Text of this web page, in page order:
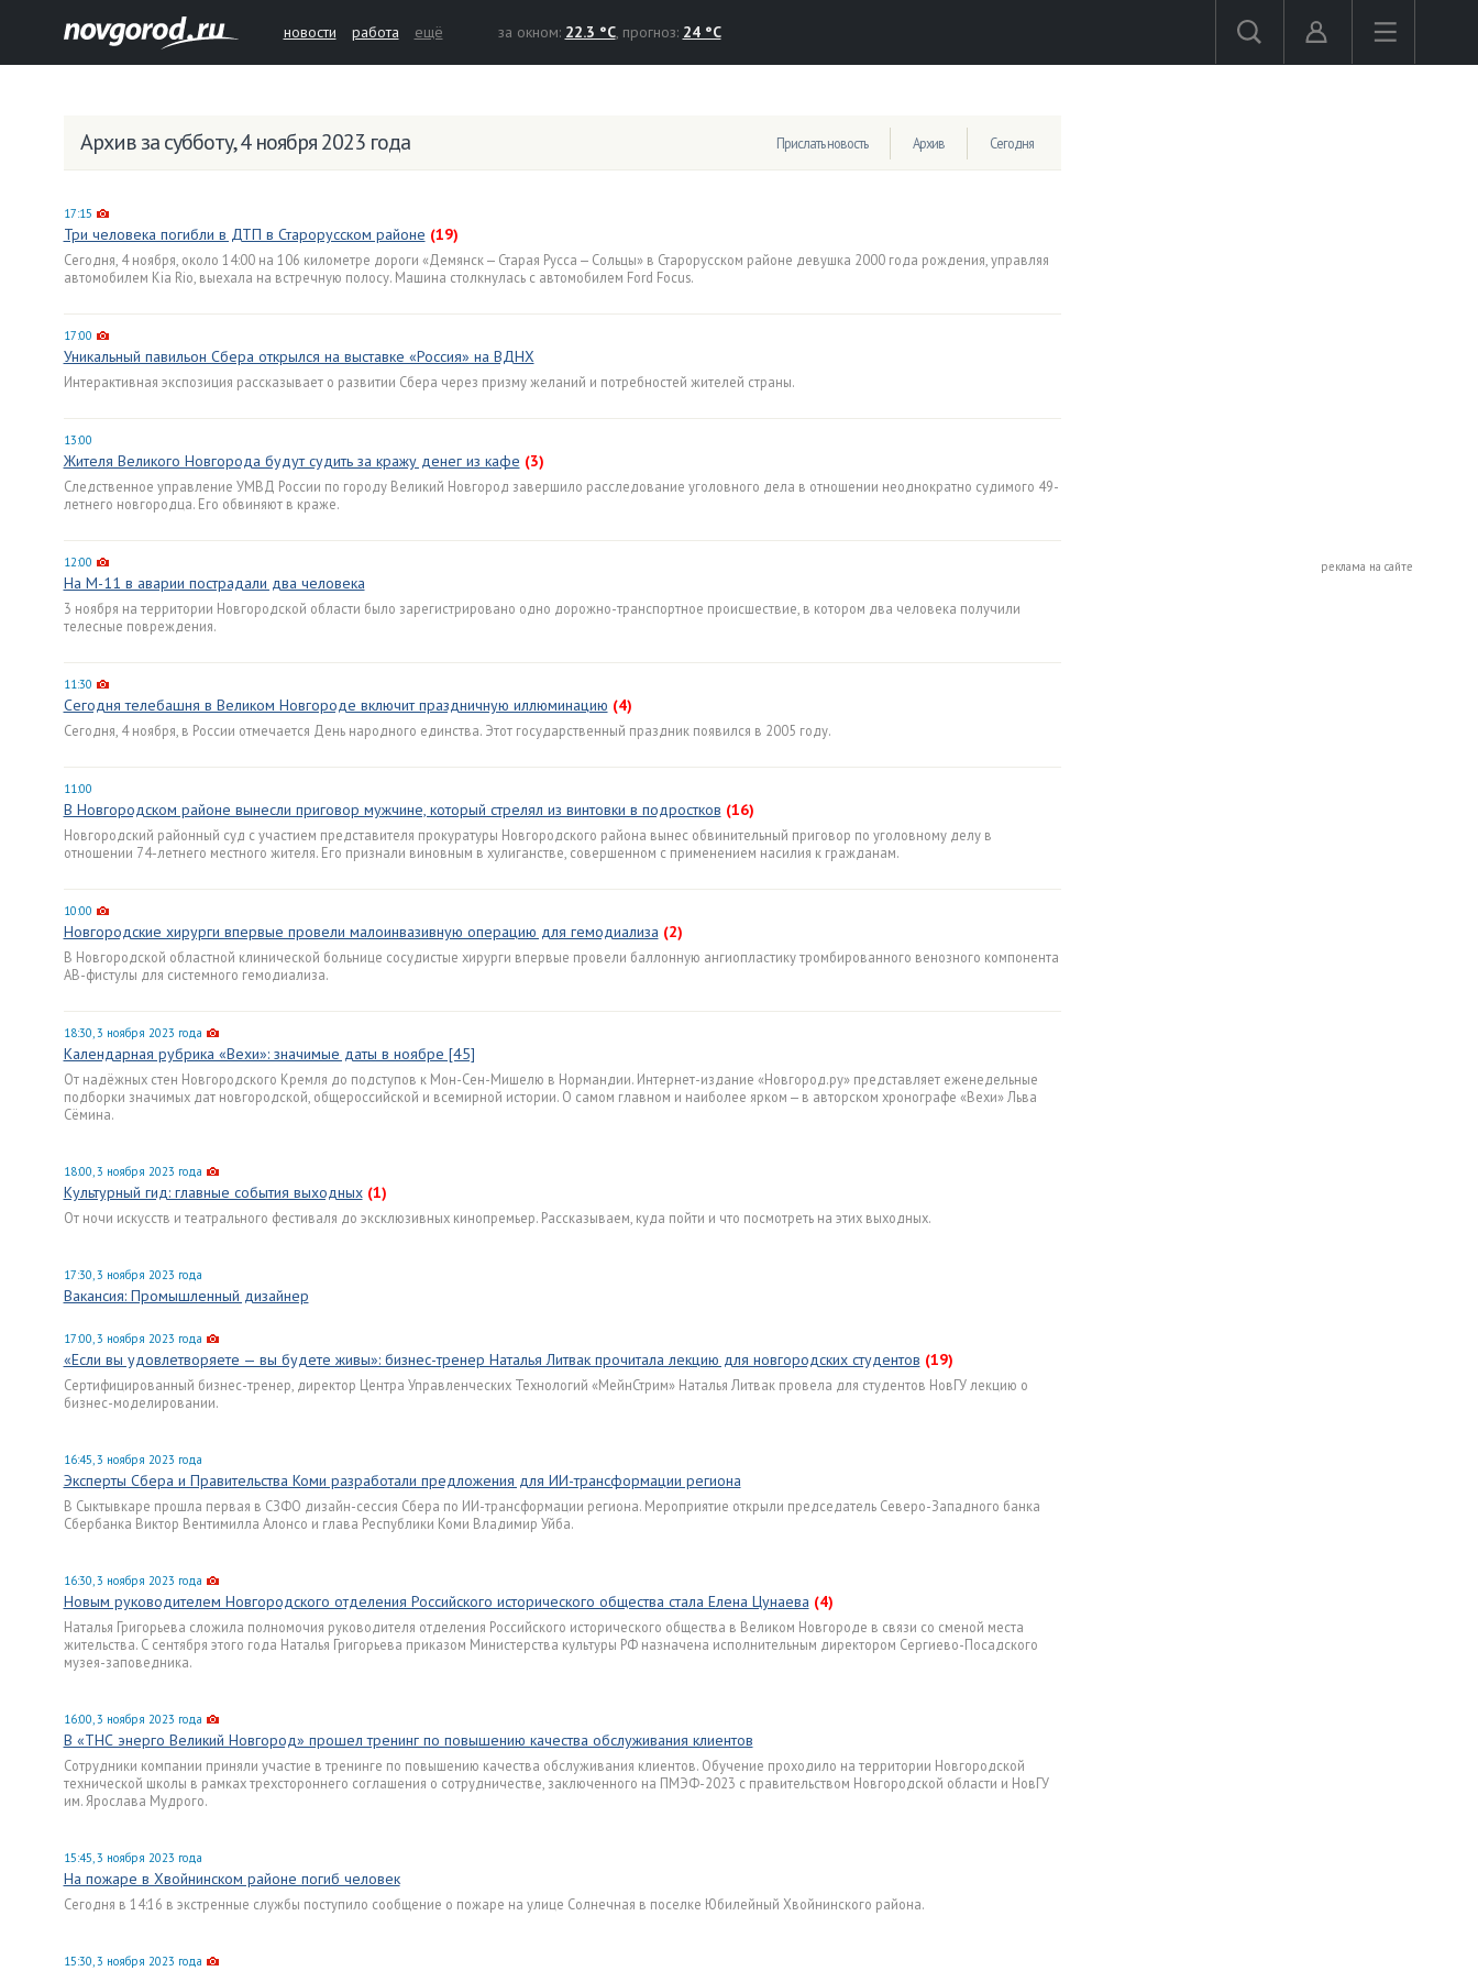
новости работа ещё за окном: 22.3 °C, прогноз: 24 °C
Архив за субботу, 4 ноября 2023 года Прислать новость Архив Сегодня
17:15
Три человека погибли в ДТП в Старорусском районе (19)
Сегодня, 4 ноября, около 14:00 на 106 километре дороги «Демянск — Старая Русса — Сольцы» в Старорусском районе девушка 2000 года рождения, управляя
автомобилем Kia Rio, выехала на встречную полосу. Машина столкнулась с автомобилем Ford Focus.
17:00
Уникальный павильон Сбера открылся на выставке «Россия» на ВДНХ
Интерактивная экспозиция рассказывает о развитии Сбера через призму желаний и потребностей жителей страны.
13:00
Жителя Великого Новгорода будут судить за кражу денег из кафе (3)
Следственное управление УМВД России по городу Великий Новгород завершило расследование уголовного дела в отношении неоднократно судимого 49-
летнего новгородца. Его обвиняют в краже.
12:00
На М-11 в аварии пострадали два человека
3 ноября на территории Новгородской области было зарегистрировано одно дорожно-транспортное происшествие, в котором два человека получили
телесные повреждения.
11:30
Сегодня телебашня в Великом Новгороде включит праздничную иллюминацию (4)
Сегодня, 4 ноября, в России отмечается День народного единства. Этот государственный праздник появился в 2005 году.
11:00
В Новгородском районе вынесли приговор мужчине, который стрелял из винтовки в подростков (16)
Новгородский районный суд с участием представителя прокуратуры Новгородского района вынес обвинительный приговор по уголовному делу в
отношении 74-летнего местного жителя. Его признали виновным в хулиганстве, совершенном с применением насилия к гражданам.
10:00
Новгородские хирурги впервые провели малоинвазивную операцию для гемодиализа (2)
В Новгородской областной клинической больнице сосудистые хирурги впервые провели баллонную ангиопластику тромбированного венозного компонента
АВ-фистулы для системного гемодиализа.
18:30, 3 ноября 2023 года
Календарная рубрика «Вехи»: значимые даты в ноябре [45]
От надёжных стен Новгородского Кремля до подступов к Мон-Сен-Мишелю в Нормандии. Интернет-издание «Новгород.ру» представляет еженедельные
подборки значимых дат новгородской, общероссийской и всемирной истории. О самом главном и наиболее ярком — в авторском хронографе «Вехи» Льва
Сёмина.
18:00, 3 ноября 2023 года
Культурный гид: главные события выходных (1)
От ночи искусств и театрального фестиваля до эксклюзивных кинопремьер. Рассказываем, куда пойти и что посмотреть на этих выходных.
17:30, 3 ноября 2023 года
Вакансия: Промышленный дизайнер
17:00, 3 ноября 2023 года
«Если вы удовлетворяете — вы будете живы»: бизнес-тренер Наталья Литвак прочитала лекцию для новгородских студентов (19)
Сертифицированный бизнес-тренер, директор Центра Управленческих Технологий «МейнСтрим» Наталья Литвак провела для студентов НовГУ лекцию о
бизнес-моделировании.
16:45, 3 ноября 2023 года
Эксперты Сбера и Правительства Коми разработали предложения для ИИ-трансформации региона
В Сыктывкаре прошла первая в СЗФО дизайн-сессия Сбера по ИИ-трансформации региона. Мероприятие открыли председатель Северо-Западного банка
Сбербанка Виктор Вентимилла Алонсо и глава Республики Коми Владимир Уйба.
16:30, 3 ноября 2023 года
Новым руководителем Новгородского отделения Российского исторического общества стала Елена Цунаева (4)
Наталья Григорьева сложила полномочия руководителя отделения Российского исторического общества в Великом Новгороде в связи со сменой места
жительства. С сентября этого года Наталья Григорьева приказом Министерства культуры РФ назначена исполнительным директором Сергиево-Посадского
музея-заповедника.
16:00, 3 ноября 2023 года
В «ТНС энерго Великий Новгород» прошел тренинг по повышению качества обслуживания клиентов
Сотрудники компании приняли участие в тренинге по повышению качества обслуживания клиентов. Обучение проходило на территории Новгородской
технической школы в рамках трехстороннего соглашения о сотрудничестве, заключенного на ПМЭФ-2023 с правительством Новгородской области и НовГУ
им. Ярослава Мудрого.
15:45, 3 ноября 2023 года
На пожаре в Хвойнинском районе погиб человек
Сегодня в 14:16 в экстренные службы поступило сообщение о пожаре на улице Солнечная в поселке Юбилейный Хвойнинского района.
15:30, 3 ноября 2023 года
реклама на сайте